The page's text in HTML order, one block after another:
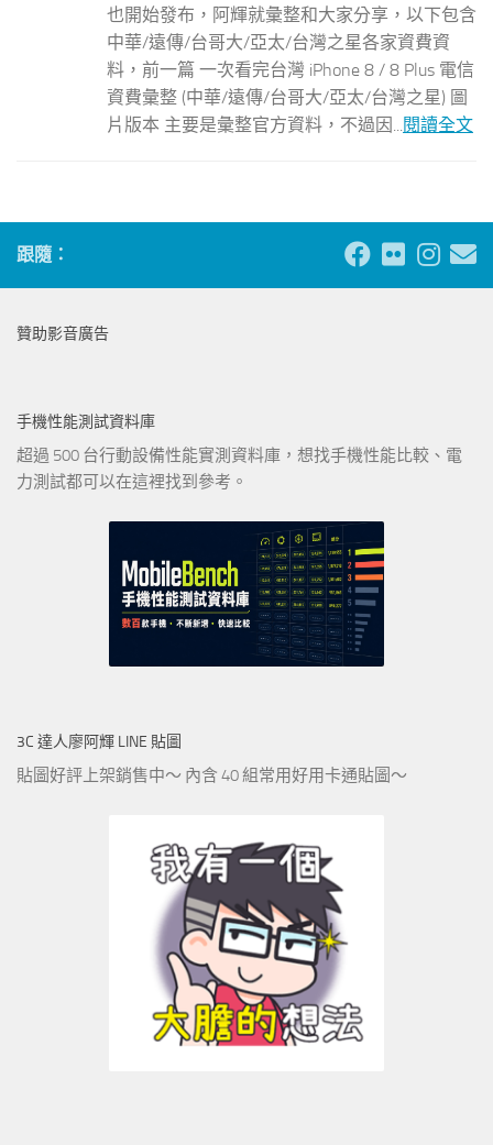
也開始發布，阿輝就彙整和大家分享，以下包含
中華/遠傳/台哥大/亞太/台灣之星各家資費資
料，前一篇 一次看完台灣 iPhone 8 / 8 Plus 電信
資費彙整 (中華/遠傳/台哥大/亞太/台灣之星) 圖
片版本 主要是彙整官方資料，不過因...閱讀全文
跟隨：
贊助影音廣告
手機性能測試資料庫
超過 500 台行動設備性能實測資料庫，想找手機性能比較、電
力測試都可以在這裡找到參考。
3C 達人廖阿輝 LINE 貼圖
貼圖好評上架銷售中～ 內含 40 組常用好用卡通貼圖～